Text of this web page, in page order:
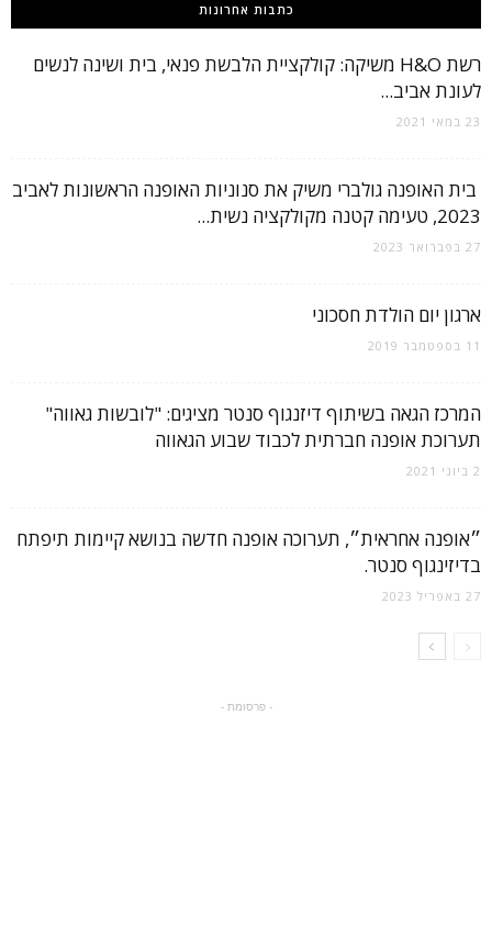
כתבות אחרונות
רשת H&O משיקה: קולקציית הלבשת פנאי, בית ושינה לנשים
לעונת אביב...
23 במאי 2021
בית האופנה גולברי משיק את סנוניות האופנה הראשונות לאביב
2023, טעימה קטנה מקולקציה נשית...
27 בפברואר 2023
ארגון יום הולדת חסכוני
11 בספטמבר 2019
המרכז הגאה בשיתוף דיזנגוף סנטר מציגים: "לובשות גאווה"
תערוכת אופנה חברתית לכבוד שבוע הגאווה
2 ביוני 2021
״אופנה אחראית״, תערוכה אופנה חדשה בנושא קיימות תיפתח
בדיזינגוף סנטר.
27 באפריל 2023
- פרסומת -